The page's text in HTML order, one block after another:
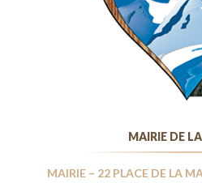
MAIRIE DE
MAIRIE – 22 PLACE DE LA